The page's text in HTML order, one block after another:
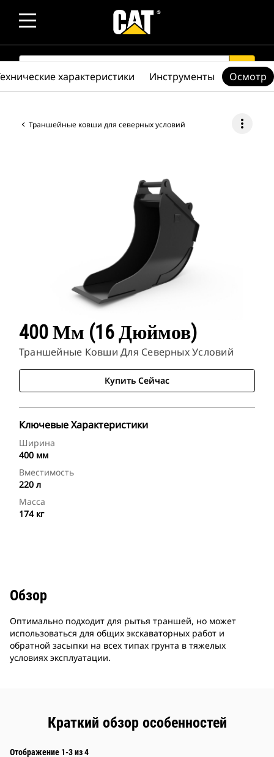
SEARCH search
Траншейные ковши для северных условий more_vert
400 Мм (16 Дюймов)
Траншейные Ковши Для Северных Условий
Купить Сейчас
Ключевые Характеристики
Ширина
400 мм
Вместимость
220 л
Масса
174 кг
характеристики Инструменты Осмотр
Обзор
Оптимально подходит для рытья траншей, но может
использоваться для общих экскаваторных работ и
обратной засыпки на всех типах грунта в тяжелых
условиях эксплуатации.
Краткий обзор особенностей
Отображение 1-3 из 4